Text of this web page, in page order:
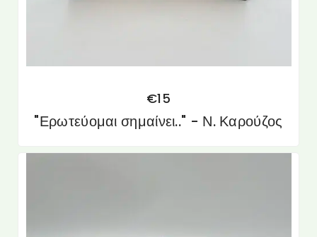
€15
"Ερωτεύομαι σημαίνει.." - Ν. Καρούζος